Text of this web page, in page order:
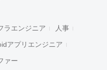
ラエンジニア 人事
アプリエンジニア
ァー